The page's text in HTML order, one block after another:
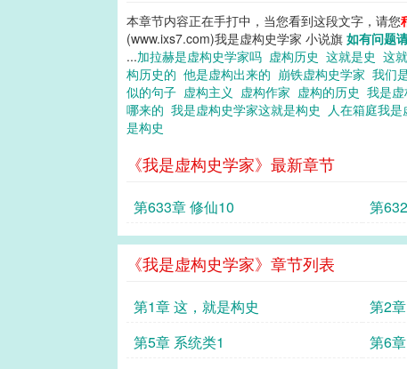
本章节内容正在手打中，当您看到这段文字，请您
(www.ixs7.com)我是虚构史学家 小说旗 如有问题
...加拉赫是虚构史学家吗 虚构历史 这就是史 这
构历史的 他是虚构出来的 崩铁虚构史学家 我们
似的句子 虚构主义 虚构作家 虚构的历史 我是
哪来的 我是虚构史学家这就是构史 人在箱庭我
是构史
《我是虚构史学家》最新章节
第633章 修仙10 第
《我是虚构史学家》章节列表
第1章 这，就是构史 第2
第5章 系统类1
第6